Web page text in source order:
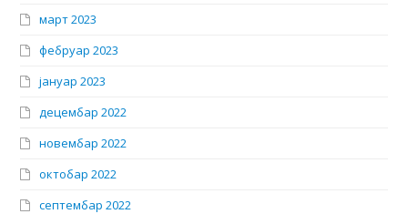
март 2023
фебруар 2023
јануар 2023
децембар 2022
новембар 2022
октобар 2022
септембар 2022